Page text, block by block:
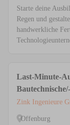
Starte deine
Regen und
handwerkliche
Last-Minute-
(m/w/d)
Zink Ingenieure
Offenburg